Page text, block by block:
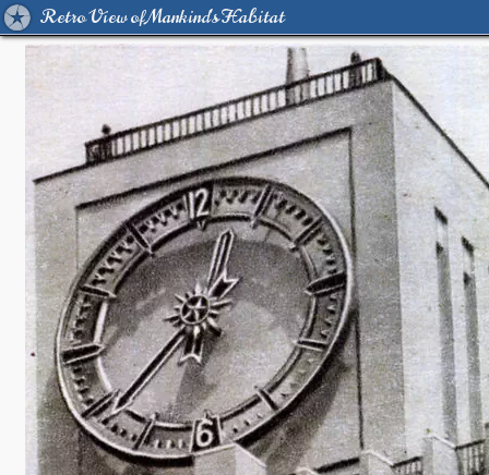
Retro View of Mankind's Habitat